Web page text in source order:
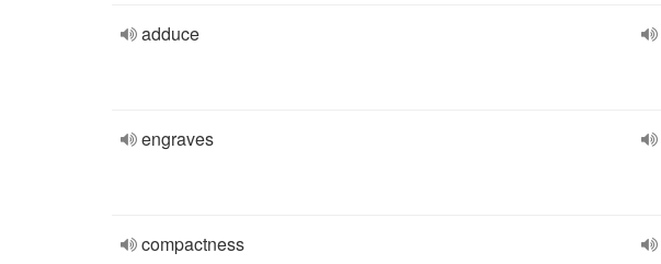
adduce
engraves
compactness